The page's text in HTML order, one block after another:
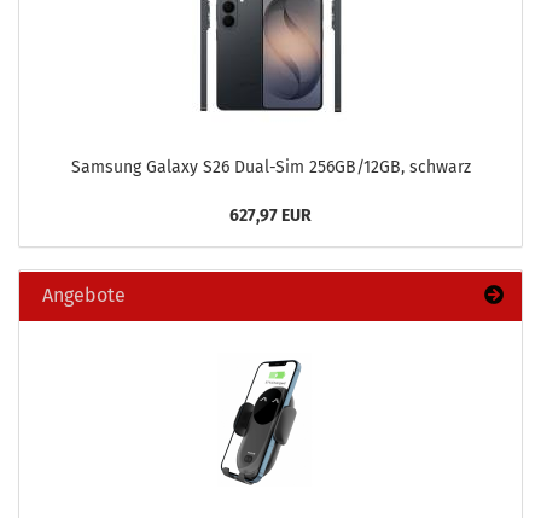
Sam­sung Ga­la­xy S26 Dual-​Sim 256GB/12GB, schwarz
627,97 EUR
Angebote